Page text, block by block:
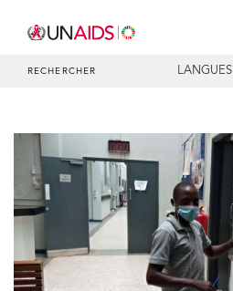
RECHERCHER LANGUES